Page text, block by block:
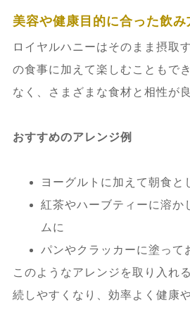
美容や健康目的に合った飲
ロイヤルハニーはそのまま摂取
の食事に加えて楽しむこともで
なく、さまざまな食材と相性が
おすすめのアレンジ例
ヨーグルトに加えて朝食と
紅茶やハーブティーに溶か
ムに
パンやクラッカーに塗って
このようなアレンジを取り入れ
続しやすくなり、効率よく健康